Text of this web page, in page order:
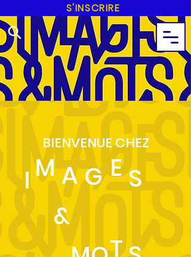
S'INSCRIRE
BIENVENUE CHEZ
G
I M A E S
&
T